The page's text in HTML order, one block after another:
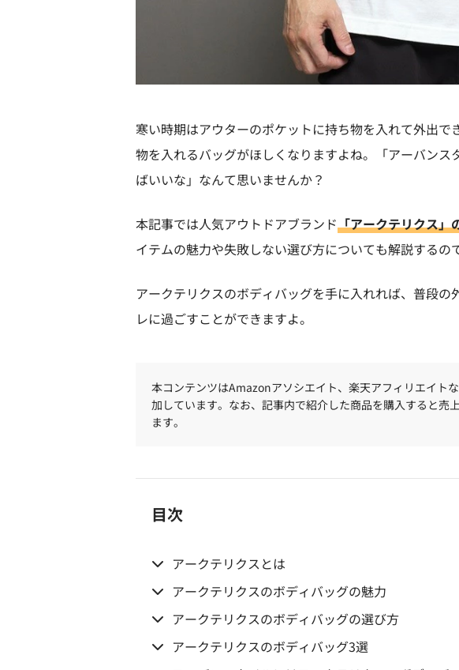
寒い時期はアウターのポケットに持ち物を入れて外出
物を入れるバッグがほしくなりますよね。「アーバン
ばいいな」なんて思いませんか？
本記事では人気アウトドアブランド「アークテリクス」
イテムの魅力や失敗しない選び方についても解説するの
アークテリクスのボディバッグを手に入れれば、普段
レに過ごすことができますよ。
本コンテンツはAmazonアソシエイト、楽天アフィリエイト
加しています。なお、記事内で紹介した商品を購入すると売
ます。
目次
アークテリクスとは
アークテリクスのボディバッグの魅力
アークテリクスのボディバッグの選び方
アークテリクスのボディバッグ3選